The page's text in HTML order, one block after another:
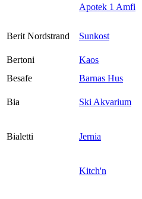
Apotek 1 Amfi
Berit Nordstrand
Sunkost
Bertoni
Kaos
Besafe
Barnas Hus
Bia Ski Akvarium
Bialetti Jernia
Kitch'n